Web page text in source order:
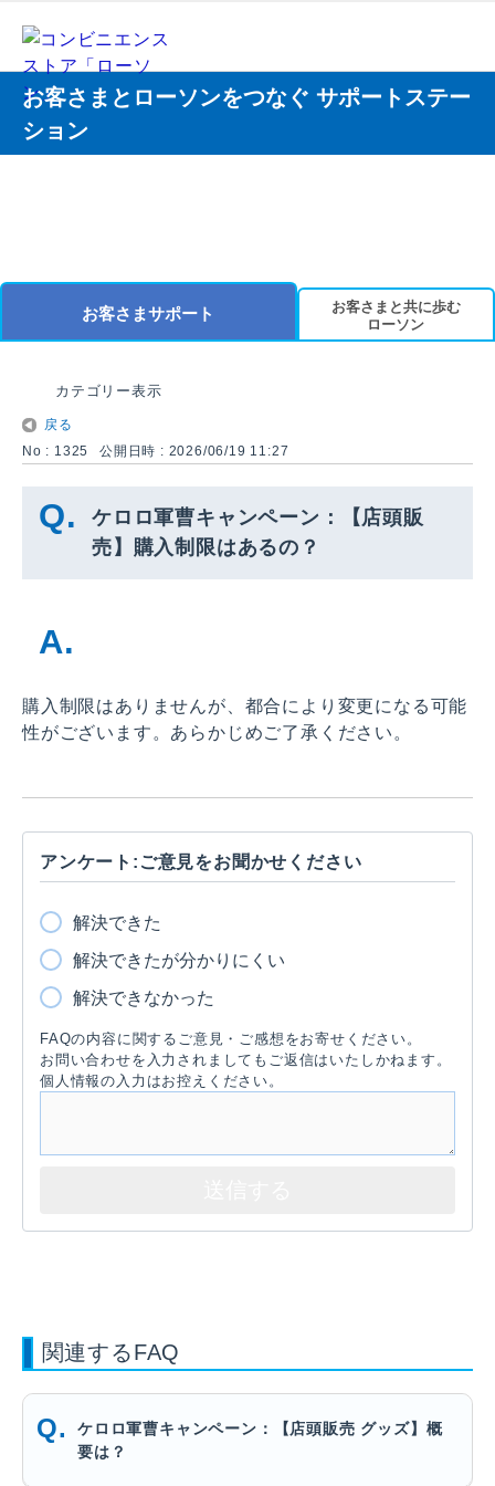
お客さまとローソンをつなぐ サポートステー
ション
お客さまサポート
お客さまと共に歩む
ローソン
カテゴリー表示
戻る
No : 1325
公開日時 : 2026/06/19 11:27
ケロロ軍曹キャンペーン：【店頭販
売】購入制限はあるの？
購入制限はありませんが、都合により変更になる可能
性がございます。あらかじめご了承ください。
アンケート:ご意見をお聞かせください
解決できた
解決できたが分かりにくい
解決できなかった
FAQの内容に関するご意見・ご感想をお寄せください。
お問い合わせを入力されましてもご返信はいたしかねます。
個人情報の入力はお控えください。
関連するFAQ
ケロロ軍曹キャンペーン：【店頭販売 グッズ】概
要は？